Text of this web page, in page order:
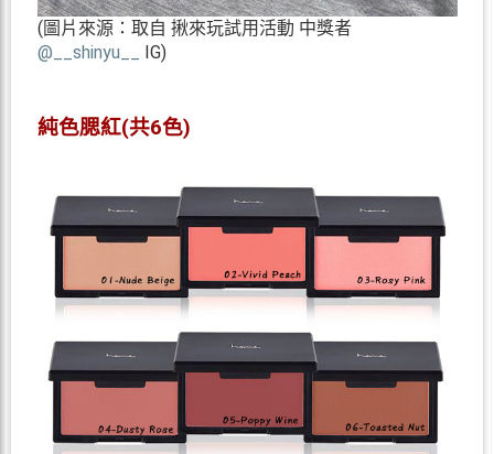
(圖片來源：取自 揪來玩試用活動 中獎者
@__shinyu__
IG)
純色腮紅(共6色)